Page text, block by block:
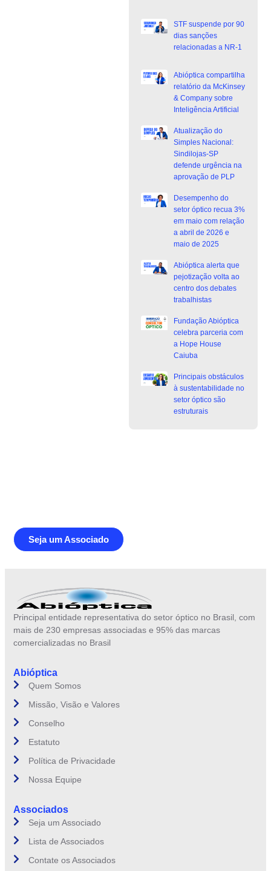
STF suspende por 90
dias sanções
relacionadas a NR-1
Abióptica compartilha
relatório da McKinsey
& Company sobre
Inteligência Artificial
Atualização do
Simples Nacional:
Sindilojas-SP
defende urgência na
aprovação de PLP
Desempenho do
setor óptico recua 3%
em maio com relação
a abril de 2026 e
maio de 2025
Abióptica alerta que
pejotização volta ao
centro dos debates
trabalhistas
Fundação Abióptica
celebra parceria com
a Hope House
Caiuba
Principais obstáculos
à sustentabilidade no
setor óptico são
estruturais
Seja um Associado
Principal entidade representativa do setor óptico no Brasil, com
mais de 230 empresas associadas e 95% das marcas
comercializadas no Brasil
Abióptica
Quem Somos
Missão, Visão e Valores
Conselho
Estatuto
Política de Privacidade
Nossa Equipe
Associados
Seja um Associado
Lista de Associados
Contate os Associados